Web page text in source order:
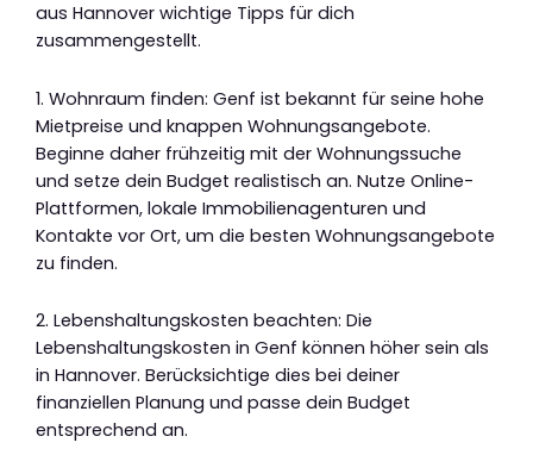
aus Hannover wichtige Tipps für dich
zusammengestellt.
1. Wohnraum finden: Genf ist bekannt für seine hohe
Mietpreise und knappen Wohnungsangebote.
Beginne daher frühzeitig mit der Wohnungssuche
und setze dein Budget realistisch an. Nutze Online-
Plattformen, lokale Immobilienagenturen und
Kontakte vor Ort, um die besten Wohnungsangebote
zu finden.
2. Lebenshaltungskosten beachten: Die
Lebenshaltungskosten in Genf können höher sein als
in Hannover. Berücksichtige dies bei deiner
finanziellen Planung und passe dein Budget
entsprechend an.